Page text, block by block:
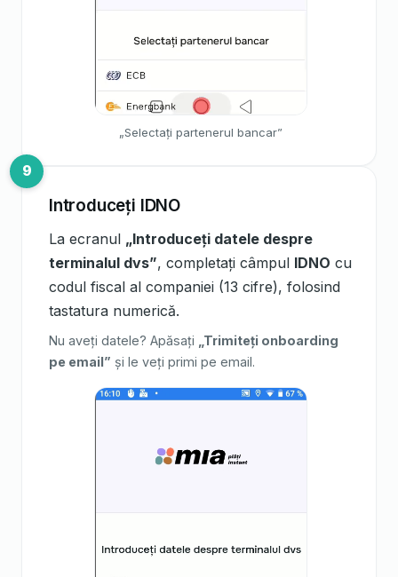
„Selectați partenerul bancar”
Introduceți IDNO
La ecranul „Introduceți datele despre
terminalul dvs”, completați câmpul IDNO cu
codul fiscal al companiei (13 cifre), folosind
tastatura numerică.
Nu aveți datele? Apăsați
„Trimiteți onboarding
pe email” și le veți primi pe email.